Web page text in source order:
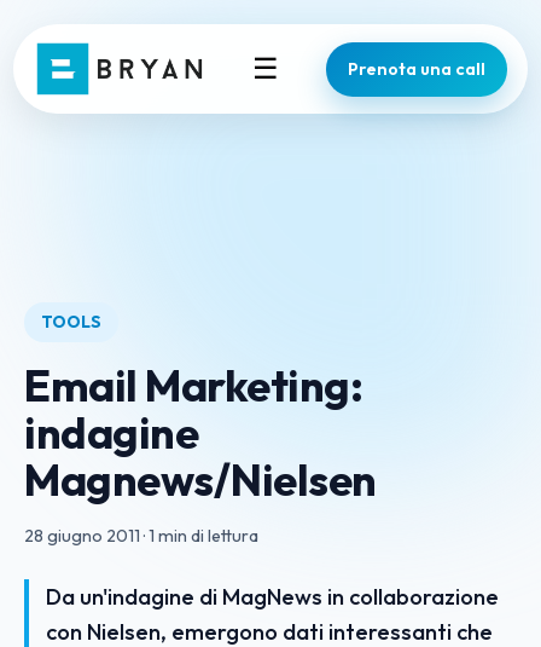
☰ Prenota una call
TOOLS
Email Marketing:
indagine
Magnews/Nielsen
28 giugno 2011·1 min di lettura
Da un'indagine di MagNews in collaborazione
con Nielsen, emergono dati interessanti che